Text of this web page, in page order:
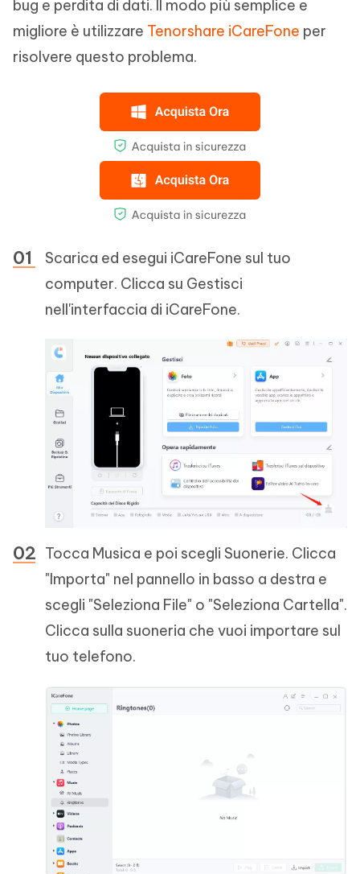
bug e perdita di dati. Il modo più semplice e
migliore è utilizzare Tenorshare iCareFone per
risolvere questo problema.
Scarica ed esegui iCareFone sul tuo
computer. Clicca su Gestisci
nell'interfaccia di iCareFone.
Tocca Musica e poi scegli Suonerie. Clicca
"Importa" nel pannello in basso a destra e
scegli "Seleziona File" o "Seleziona Cartella".
Clicca sulla suoneria che vuoi importare sul
tuo telefono.